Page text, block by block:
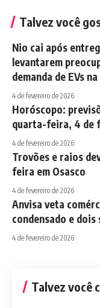
Talvez você
Nio cai após
levantarem
demanda de EVs
4 de fevereiro de 2026
Horóscopo:
quarta-feira, 4 de
4 de fevereiro de 2026
Trovões e raios
feira em Osasco
4 de fevereiro de 2026
Anvisa veta
condensado e dois
4 de fevereiro de 2026
Talvez você